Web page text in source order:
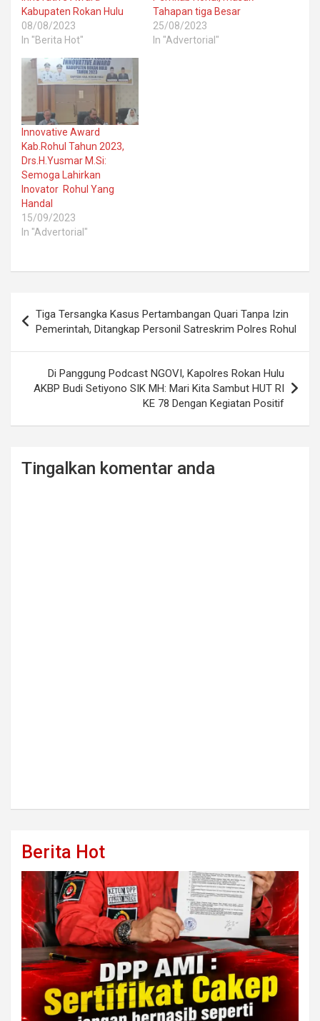
Kabupaten Rokan Hulu
08/08/2023
In "Berita Hot"
Tahapan tiga Besar
25/08/2023
In "Advertorial"
Innovative Award
Kab.Rohul Tahun 2023,
Drs.H.Yusmar M.Si:
Semoga Lahirkan
Inovator Rohul Yang
Handal
15/09/2023
In "Advertorial"
navigation
Tiga Tersangka Kasus Pertambangan Quari Tanpa Izin
Pemerintah, Ditangkap Personil Satreskrim Polres Rohul
Di Panggung Podcast NGOVI, Kapolres Rokan Hulu
AKBP Budi Setiyono SIK MH: Mari Kita Sambut HUT RI
KE 78 Dengan Kegiatan Positif
Tingalkan komentar anda
Berita Hot